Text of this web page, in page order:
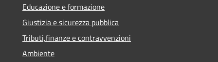
Educazione e formazione
Giustizia e sicurezza pubblica
Tributi,finanze e contravvenzioni
Ambiente